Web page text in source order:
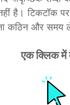
है। टिकटॉक
कठिन और समय
एक क्लिक में